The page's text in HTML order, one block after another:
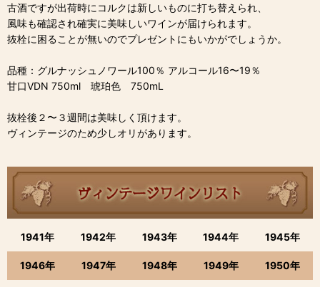
古酒ですが出荷時にコルクは新しいものに打ち替えられ、
風味も確認され確実に美味しいワインが届けられます。
抜栓に困ることが無いのでプレゼントにもいかがでしょうか。
品種：グルナッシュノワール100％ アルコール16〜19％
甘口VDN 750ml 琥珀色 750mL
抜栓後２〜３週間は美味しく頂けます。
ヴィンテージのため少しオリがあります。
1941年 1942年 1943年 1944年 1945年
1946年 1947年 1948年 1949年 1950年